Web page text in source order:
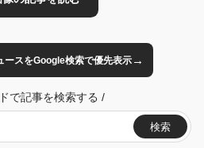
ースをGoogle検索で優先表示→
で記事を検索する /
検索